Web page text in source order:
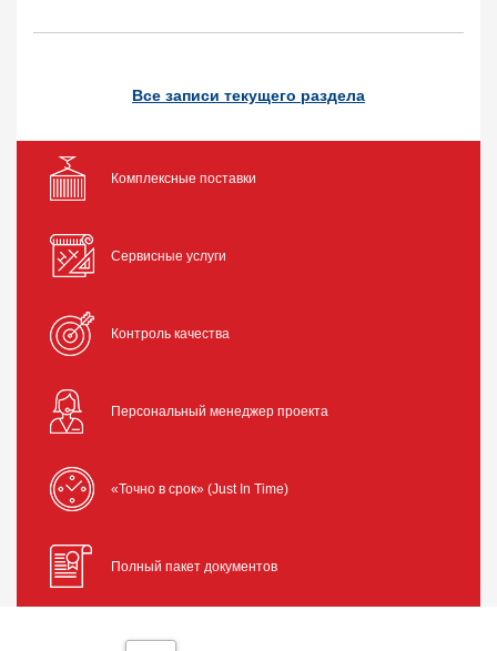
Все записи текущего раздела
Комплексные поставки
Сервисные услуги
Контроль качества
Персональный менеджер проекта
«Точно в срок» (Just In Time)
Полный пакет документов